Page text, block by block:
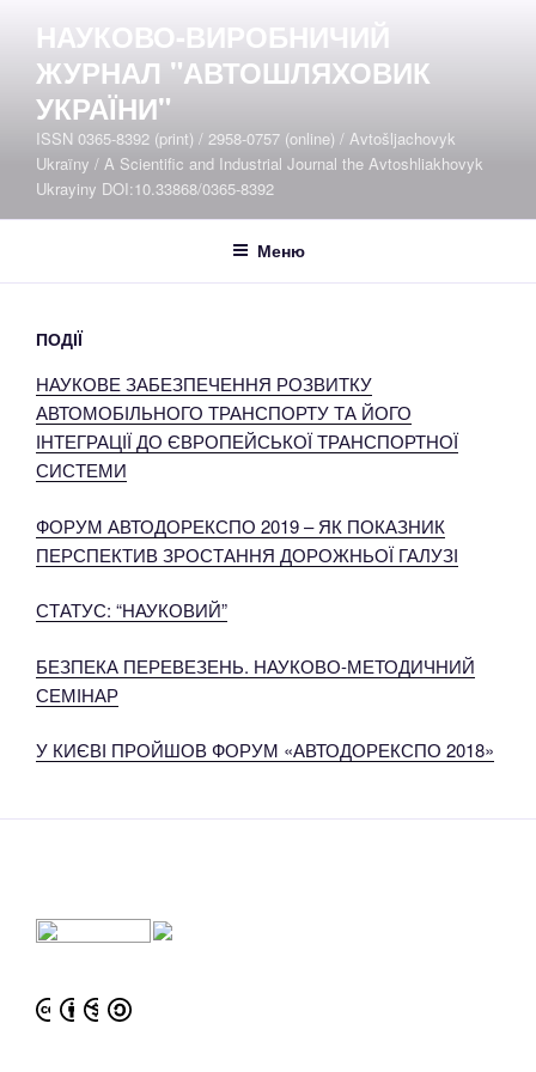
вмісту
НАУКОВО-ВИРОБНИЧИЙ
ЖУРНАЛ "АВТОШЛЯХОВИК
УКРАЇНИ"
ISSN 0365-8392 (print) / 2958-0757 (online) / Avtošljachovyk
Ukraïny / A Scientific and Industrial Journal the Avtoshliakhovyk
Ukrayiny DOI:10.33868/0365-8392
Меню
ПОДІЇ
НАУКОВЕ ЗАБЕЗПЕЧЕННЯ РОЗВИТКУ
АВТОМОБІЛЬНОГО ТРАНСПОРТУ ТА ЙОГО
ІНТЕГРАЦІЇ ДО ЄВРОПЕЙСЬКОЇ ТРАНСПОРТНОЇ
СИСТЕМИ
ФОРУМ АВТОДОРЕКСПО 2019 – ЯК ПОКАЗНИК
ПЕРСПЕКТИВ ЗРОСТАННЯ ДОРОЖНЬОЇ ГАЛУЗІ
СТАТУС: “НАУКОВИЙ”
БЕЗПЕКА ПЕРЕВЕЗЕНЬ. НАУКОВО-МЕТОДИЧНИЙ
СЕМІНАР
У КИЄВІ ПРОЙШОВ ФОРУМ «АВТОДОРЕКСПО 2018»